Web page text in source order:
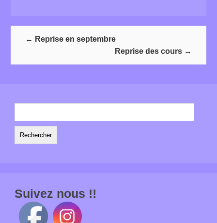
← Reprise en septembre
Reprise des cours→
Suivez nous !!